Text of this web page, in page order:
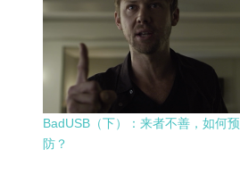
BadUSB（下）：来者不善，如何预
防？